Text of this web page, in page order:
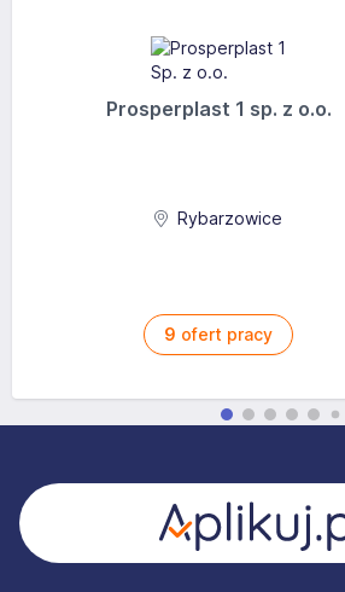
Prosperplast 1 sp. z o.o.
Rybarzowice
9 ofert pracy